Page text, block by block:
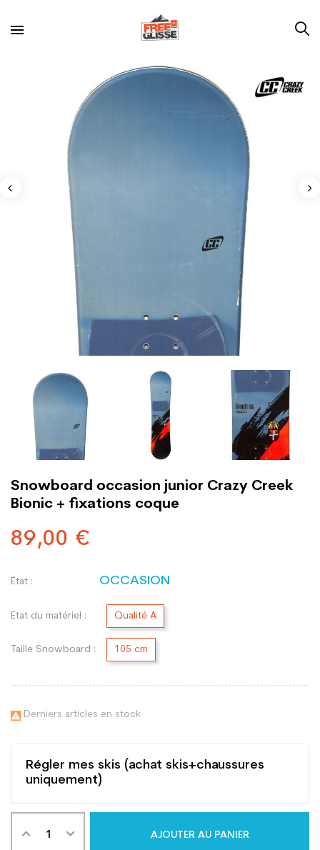
Snowboard occasion junior Crazy Creek
Bionic + fixations coque
89,00 €
État : OCCASION
Etat du matériel : Qualité A
Taille Snowboard : 105 cm
 Derniers articles en stock
Régler mes skis (achat skis+chaussures
uniquement)
AJOUTER AU PANIER